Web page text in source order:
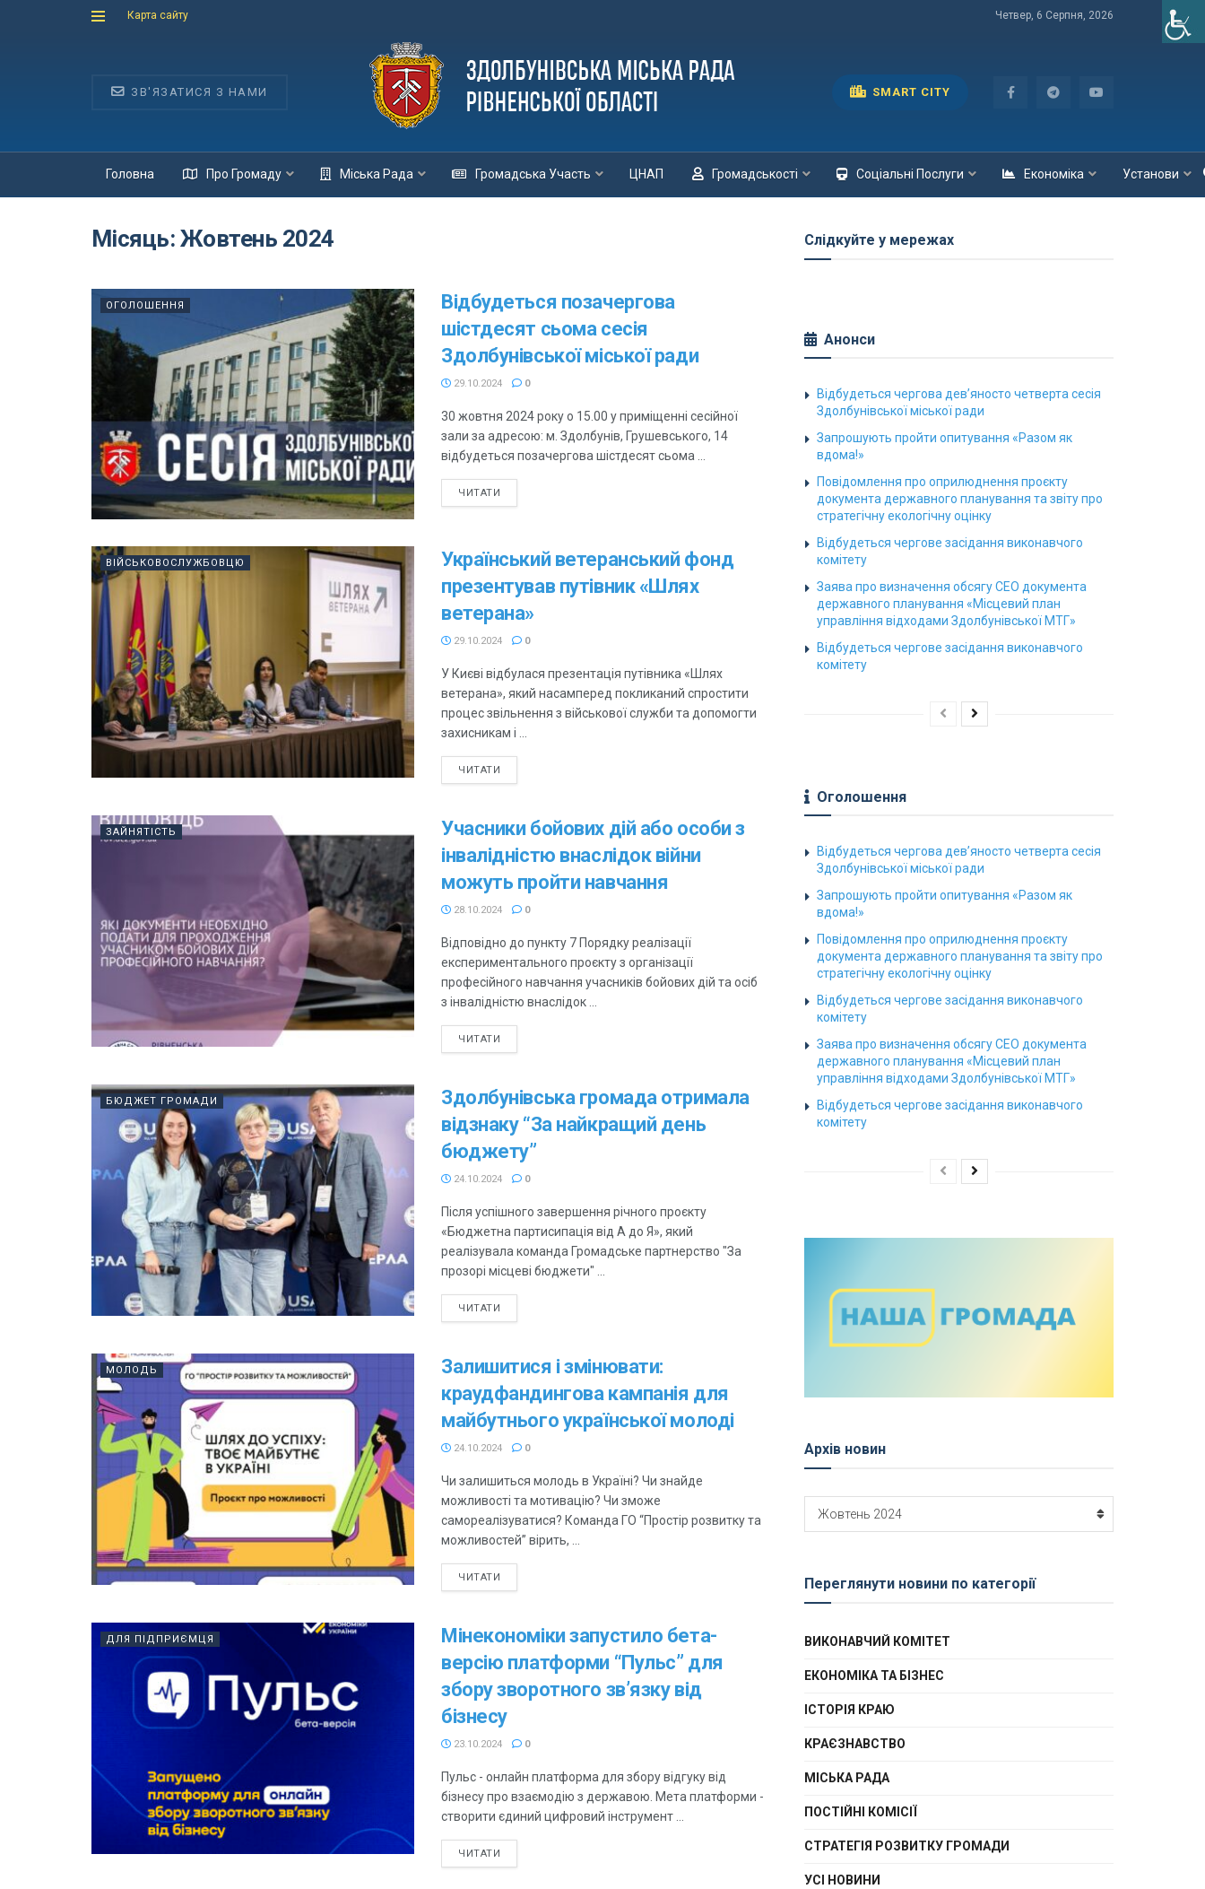
Карта сайту Четвер, 6 Серпня, 2026
ЗВ'ЯЗАТИСЯ З НАМИ SMART CITY
Головна Про Громаду Міська Рада Громадська Участь ЦНАП Громадськості Соціальні Послуги Економіка Установи
Місяць: Жовтень 2024
ОГОЛОШЕННЯ
Відбудеться позачергова
шістдесят сьома сесія
Здолбунівської міської ради
29.10.2024 0
30 жовтня 2024 року о 15.00 у приміщенні сесійної
зали за адресою: м. Здолбунів, Грушевського, 14
відбудеться позачергова шістдесят сьома ...
ЧИТАТИ
ВІЙСЬКОВОСЛУЖБОВЦЮ
Український ветеранський фонд
презентував путівник «Шлях
ветерана»
29.10.2024 0
У Києві відбулася презентація путівника «Шлях
ветерана», який насамперед покликаний спростити
процес звільнення з військової служби та допомогти
захисникам і ...
ЧИТАТИ
ЗАЙНЯТІСТЬ
Учасники бойових дій або особи з
інвалідністю внаслідок війни
можуть пройти навчання
28.10.2024 0
Відповідно до пункту 7 Порядку реалізації
експериментального проєкту з організації
професійного навчання учасників бойових дій та осіб
з інвалідністю внаслідок ...
ЧИТАТИ
БЮДЖЕТ ГРОМАДИ
Здолбунівська громада отримала
відзнаку “За найкращий день
бюджету”
24.10.2024 0
Після успішного завершення річного проєкту
«Бюджетна партисипація від А до Я», який
реалізувала команда Громадське партнерство "За
прозорі місцеві бюджети" ...
ЧИТАТИ
МОЛОДЬ
Залишитися і змінювати:
краудфандингова кампанія для
майбутнього української молоді
24.10.2024 0
Чи залишиться молодь в Україні? Чи знайде
можливості та мотивацію? Чи зможе
самореалізуватися? Команда ГО “Простір розвитку та
можливостей” вірить, ...
ЧИТАТИ
ДЛЯ ПІДПРИЄМЦЯ
Мінекономіки запустило бета-
версію платформи “Пульс” для
збору зворотного зв’язку від
бізнесу
23.10.2024 0
Пульс - онлайн платформа для збору відгуку від
бізнесу про взаємодію з державою. Мета платформи -
створити єдиний цифровий інструмент ...
ЧИТАТИ
Слідкуйте у мережах
Анонси
Відбудеться чергова дев’яносто четверта сесія
Здолбунівської міської ради
Запрошують пройти опитування «Разом як
вдома!»
Повідомлення про оприлюднення проєкту
документа державного планування та звіту про
стратегічну екологічну оцінку
Відбудеться чергове засідання виконавчого
комітету
Заява про визначення обсягу СЕО документа
державного планування «Місцевий план
управління відходами Здолбунівської МТГ»
Відбудеться чергове засідання виконавчого
комітету
Оголошення
Відбудеться чергова дев’яносто четверта сесія
Здолбунівської міської ради
Запрошують пройти опитування «Разом як
вдома!»
Повідомлення про оприлюднення проєкту
документа державного планування та звіту про
стратегічну екологічну оцінку
Відбудеться чергове засідання виконавчого
комітету
Заява про визначення обсягу СЕО документа
державного планування «Місцевий план
управління відходами Здолбунівської МТГ»
Відбудеться чергове засідання виконавчого
комітету
Архів новин
Архів
Жовтень 2024
Переглянути новини по категорії
ВИКОНАВЧИЙ КОМІТЕТ
ЕКОНОМІКА ТА БІЗНЕС
ІСТОРІЯ КРАЮ
КРАЄЗНАВСТВО
МІСЬКА РАДА
ПОСТІЙНІ КОМІСІЇ
СТРАТЕГІЯ РОЗВИТКУ ГРОМАДИ
УСІ НОВИНИ